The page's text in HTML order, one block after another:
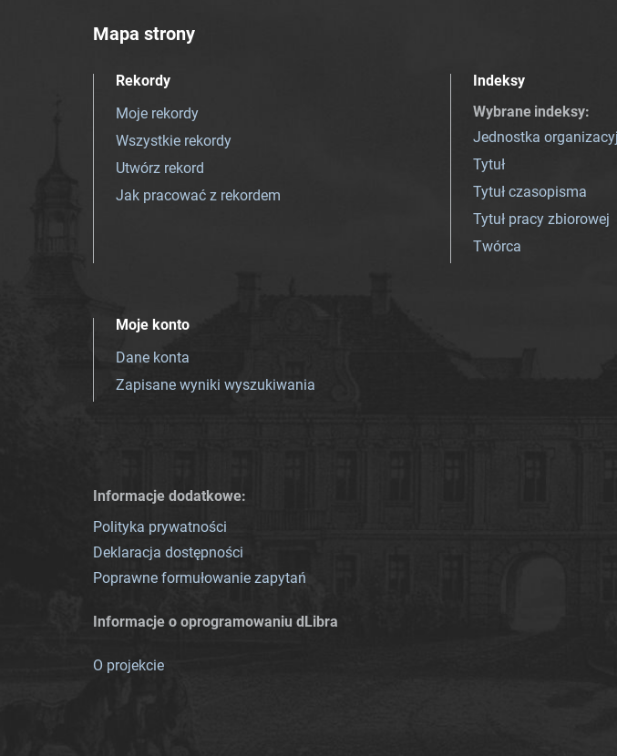
Mapa strony
Rekordy
Moje rekordy
Wszystkie rekordy
Utwórz rekord
Jak pracować z rekordem
Indeksy
Wybrane indeksy:
Jednostka
Tytuł
Tytuł czasopisma
Tytuł pracy zbiorowej
Twórca
Moje konto
Dane konta
Zapisane wyniki wyszukiwania
Informacje dodatkowe:
Polityka prywatności
Deklaracja dostępności
Poprawne formułowanie zapytań
Informacje o oprogramowaniu dLibra
O projekcie